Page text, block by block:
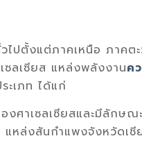
ไปตั้งแต่ภาคเหนือ ภาค
ลเซียส แหล่งพลังงานค
เภท ได้แก่
าเซลเซียสและมีลักษณ
แหล่งสันกำแพงจังหวัดเ